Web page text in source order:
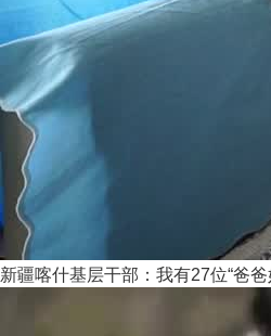
新疆喀什基层干部：我有27位“爸爸